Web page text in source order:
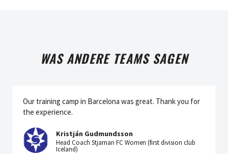
WAS ANDERE TEAMS SAGEN
Our training camp in Barcelona was great. Thank you for
the experience.
Kristján Gudmundsson
Head Coach Stjarnan FC Women (first division club
Iceland)